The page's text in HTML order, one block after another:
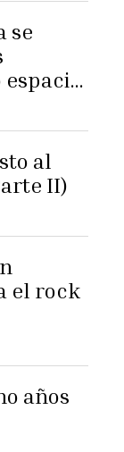
se
espacio
al
II)
el rock
años